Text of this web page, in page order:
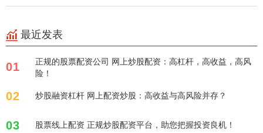
最近发表
01
正规的股票配资公司 网上炒股配资：高杠杆，高收益，高风
险！
02 炒股融资杠杆 网上配资炒股：高收益与高风险并存？
03 股票线上配资 正规炒股配资平台，助您把握投资良机！